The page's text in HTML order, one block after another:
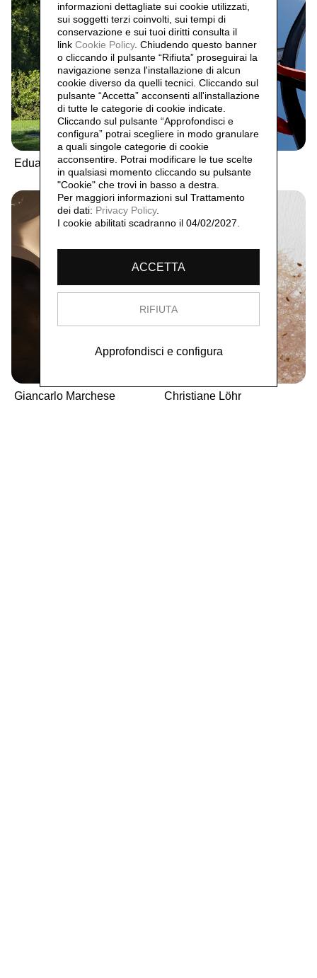
Eduardo Chillida Eduard Habicher
Giancarlo Marchese Christiane Löhr
informazioni dettagliate sui cookie utilizzati,
sui soggetti terzi coinvolti, sui tempi di
conservazione e sui tuoi diritti consulta il
link Cookie Policy. Chiudendo questo banner
o cliccando il pulsante “Rifiuta” proseguirai la
navigazione senza l'installazione di alcun
cookie diverso da quelli tecnici. Cliccando sul
pulsante “Accetta” acconsenti all'installazione
di tutte le categorie di cookie indicate.
Cliccando sul pulsante “Approfondisci e
configura” potrai scegliere in modo granulare
a quali singole categorie di cookie
acconsentire. Potrai modificare le tue scelte
in qualsiasi momento cliccando su pulsante
"Cookie" che trovi in basso a destra.
Per maggiori informazioni sul Trattamento
dei dati: Privacy Policy.
I cookie abilitati scadranno il 04/02/2027.
ACCETTA
RIFIUTA
Approfondisci e configura